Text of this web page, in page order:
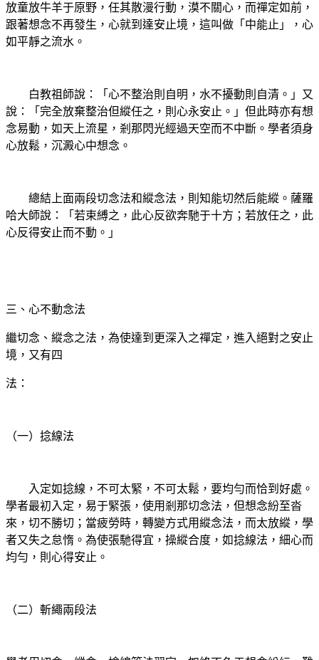
放童放牛羊于原野，任其散漫行動，漠不關心，而禪定如前，
跟著想念不再發生，心就到達安止境，這叫做「中能止」，心
如平靜之流水。
白教祖師說：「心不整治則自明，水不擾動則自清。」又
說：「完全放棄整治但縱任之，則心永安止。」但此時亦有想
念易動，如天上流星，剎那閃光經過天空而不中斷。學者須身
心放鬆，沉澱心中想念。
總結上面兩段切念法和縱念法，則知能切然后能縱。薩羅
哈大師說：「若束縛之，此心反欲奔馳于十方；若放任之，此
心反得安止而不動。」
三、心不動念法
繼切念、縱念之法，為使達到更深入之禪定，進入絕對之安止
境，又有四
法：
（一）捻線法
入定如捻線，不可太緊，不可太鬆，要均勻而恰到好處。
學者最初入定，易于緊張，使用剎那切念法，但想念紛至沓
來，切不勝切；當疲勞時，轉變方式用縱念法，而太放縱，學
者又失之怠惰。為使張馳得宜，操縱合度，如捻線法，細心而
均勻，則心得安止。
（二）斬繩兩段法